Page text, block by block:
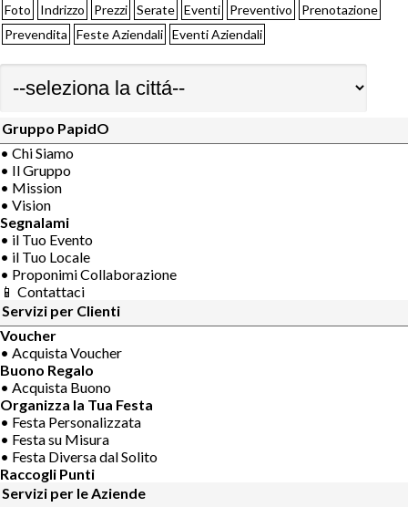
Foto Indrizzo Prezzi Serate Eventi Preventivo
Prenotazione
Prevendita
Feste Aziendali Eventi Aziendali
Gruppo PapidO
• Chi Siamo
• Il Gruppo
• Mission
• Vision
Segnalami
• il Tuo Evento
• il Tuo Locale
• Proponimi Collaborazione
📱 Contattaci
Servizi per Clienti
Voucher
• Acquista Voucher
Buono Regalo
• Acquista Buono
Organizza la Tua Festa
• Festa Personalizzata
• Festa su Misura
• Festa Diversa dal Solito
Raccogli Punti
Servizi per le Aziende